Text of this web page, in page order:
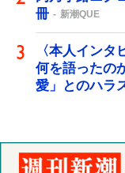
冊
新潮QUE
〈本人イン
何を語ったの
愛」とのハラ